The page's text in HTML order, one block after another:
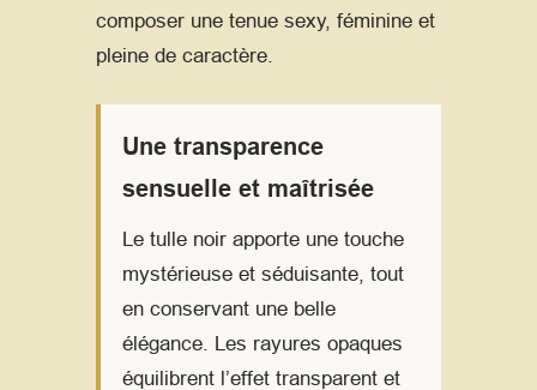
composer une tenue sexy, féminine et
pleine de caractère.
Une transparence
sensuelle et maîtrisée
Le tulle noir apporte une touche
mystérieuse et séduisante, tout
en conservant une belle
élégance. Les rayures opaques
équilibrent l’effet transparent et